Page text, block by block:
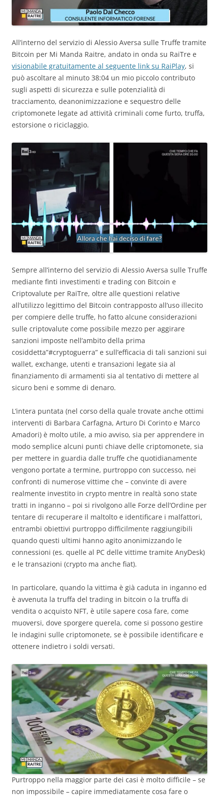
All’interno del servizio di Alessio Aversa sulle Truffe tramite
Bitcoin per Mi Manda Raitre, andato in onda su RaiTre e
visionabile gratuitamente al seguente link su RaiPlay, si
può ascoltare al minuto 38:04 un mio piccolo contributo
sugli aspetti di sicurezza e sulle potenzialità di
tracciamento, deanonimizzazione e sequestro delle
criptomonete legate ad attività criminali come furto, truffa,
estorsione o riciclaggio.
Sempre all’interno del servizio di Alessio Aversa sulle Truffe
mediante finti investimenti e trading con Bitcoin e
Criptovalute per RaiTre, oltre alle questioni relative
all’utilizzo legittimo del Bitcoin contrapposto all’uso illecito
per compiere delle truffe, ho fatto alcune considerazioni
sulle criptovalute come possibile mezzo per aggirare
sanzioni imposte nell’ambito della prima
cosiddetta”#cryptoguerra” e sull’efficacia di tali sanzioni sui
wallet, exchange, utenti e transazioni legate sia al
finanziamento di armamenti sia al tentativo di mettere al
sicuro beni e somme di denaro.
L’intera puntata (nel corso della quale trovate anche ottimi
interventi di Barbara Carfagna, Arturo Di Corinto e Marco
Amadori) è molto utile, a mio avviso, sia per apprendere in
modo semplice alcuni punti chiave delle criptomonete, sia
per mettere in guardia dalle truffe che quotidianamente
vengono portate a termine, purtroppo con successo, nei
confronti di numerose vittime che – convinte di avere
realmente investito in crypto mentre in realtà sono state
tratti in inganno – poi si rivolgono alle Forze dell’Ordine per
tentare di recuperare il maltolto e identificare i malfattori,
entrambi obiettivi purtroppo difficilmente raggiungibili
quando questi ultimi hanno agito anonimizzando le
connessioni (es. quelle al PC delle vittime tramite AnyDesk)
e le transazioni (crypto ma anche fiat).
In particolare, quando la vittima è già caduta in inganno ed
è avvenuta la truffa del trading in bitcoin o la truffa di
vendita o acquisto NFT, è utile sapere cosa fare, come
muoversi, dove sporgere querela, come si possono gestire
le indagini sulle criptomonete, se è possibile identificare e
ottenere indietro i soldi versati.
Purtroppo nella maggior parte dei casi è molto difficile – se
non impossibile – capire immediatamente cosa fare o